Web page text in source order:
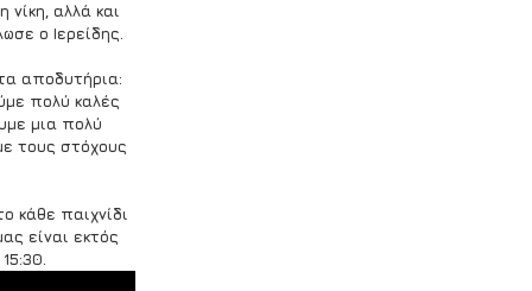
αλλά και
ο Ιερείδης.
αποδυτήρια:
πολύ καλές
μια πολύ
τους στόχους
κάθε παιχνίδι
είναι εκτός